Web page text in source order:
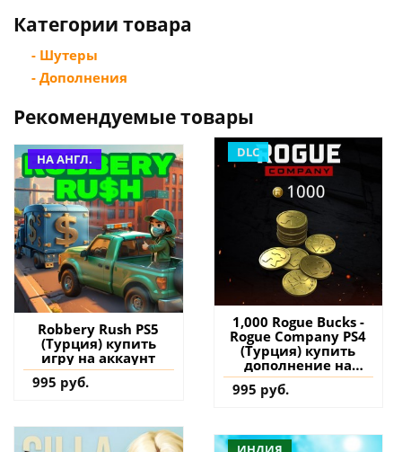
Категории товара
- Шутеры
- Дополнения
Рекомендуемые товары
НА АНГЛ.
Robbery Rush PS5
(Турция) купить
игру на аккаунт
995 руб.
DLC
1,000 Rogue Bucks -
Rogue Company PS4
(Турция) купить
дополнение на
аккаунт
995 руб.